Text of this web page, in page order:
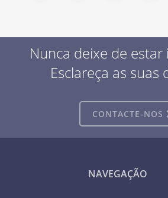
Nunca deixe de
Esclareça as suas
CONTACTE-NOS
NAVEGAÇÃO